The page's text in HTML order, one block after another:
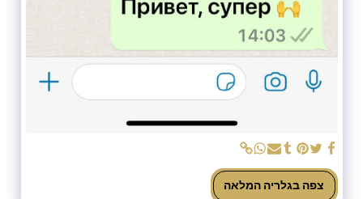
צפה בגלריה המלאה